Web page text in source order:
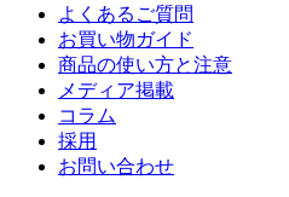
よくあるご質問
お買い物ガイド
商品の使い方と注意
メディア掲載
コラム
採用
お問い合わせ